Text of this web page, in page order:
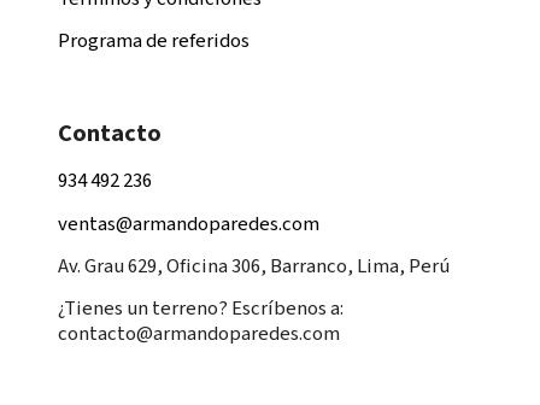
Programa de referidos
Contacto
934 492 236
ventas@armandoparedes.com
Av. Grau 629, Oficina 306, Barranco, Lima, Perú
¿Tienes un terreno? Escríbenos a:
contacto@armandoparedes.com